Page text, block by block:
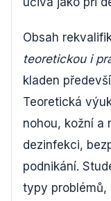
Obsah
teoretickou i
kladen
Teoretická
nohou, kožní a
dezinfekci,
podnikání.
typy problémů,